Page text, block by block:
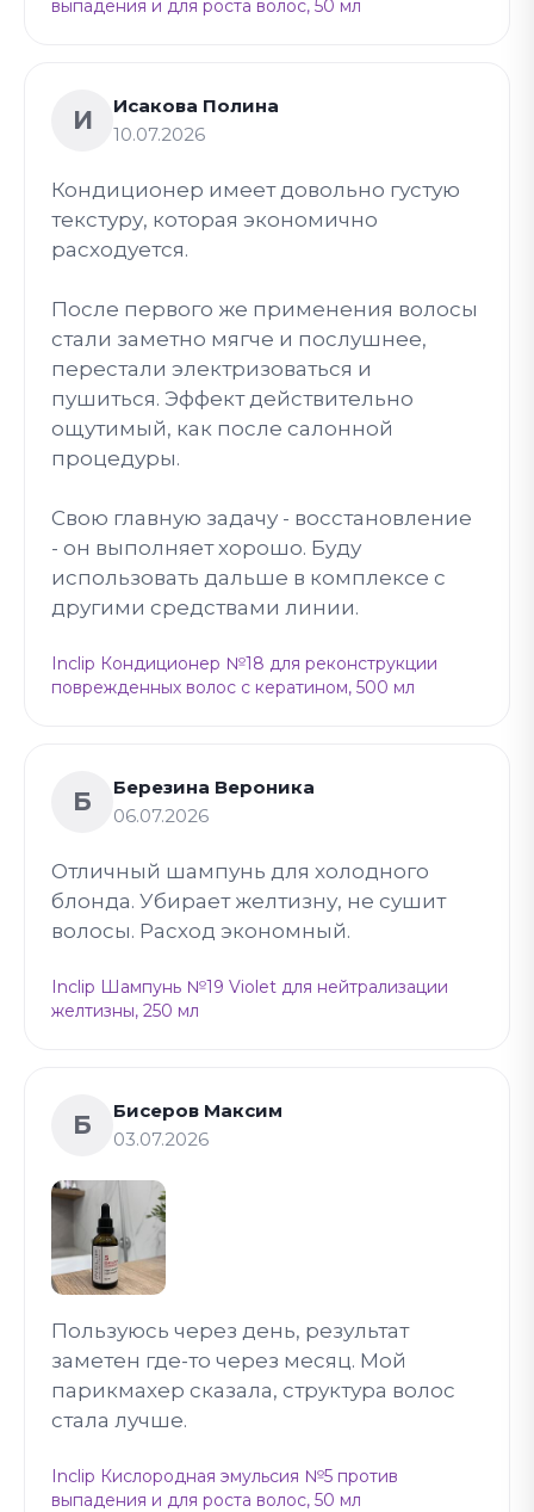
выпадения и для роста волос, 50 мл
И
Исакова Полина
10.07.2026
Кондиционер имеет довольно густую
текстуру, которая экономично
расходуется.
После первого же применения волосы
стали заметно мягче и послушнее,
перестали электризоваться и
пушиться. Эффект действительно
ощутимый, как после салонной
процедуры.
Свою главную задачу - восстановление
- он выполняет хорошо. Буду
использовать дальше в комплексе с
другими средствами линии.
Inclip Кондиционер №18 для реконструкции
поврежденных волос с кератином, 500 мл
Б
Березина Вероника
06.07.2026
Отличный шампунь для холодного
блонда. Убирает желтизну, не сушит
волосы. Расход экономный.
Inclip Шампунь №19 Violet для нейтрализации
желтизны, 250 мл
Б
Бисеров Максим
03.07.2026
Пользуюсь через день, результат
заметен где-то через месяц. Мой
парикмахер сказала, структура волос
стала лучше.
Inclip Кислородная эмульсия №5 против
выпадения и для роста волос, 50 мл